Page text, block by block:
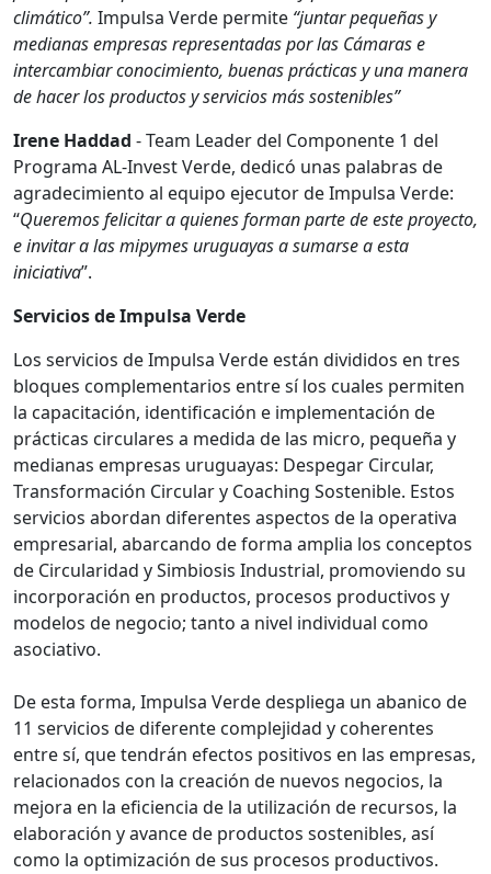
climático”. Impulsa Verde permite “juntar pequeñas y
medianas empresas representadas por las Cámaras e
intercambiar conocimiento, buenas prácticas y una manera
de hacer los productos y servicios más sostenibles”
Irene Haddad - Team Leader del Componente 1 del
Programa AL-Invest Verde, dedicó unas palabras de
agradecimiento al equipo ejecutor de Impulsa Verde:
“Queremos felicitar a quienes forman parte de este proyecto,
e invitar a las mipymes uruguayas a sumarse a esta
iniciativa”.
Servicios de Impulsa Verde
Los servicios de Impulsa Verde están divididos en tres
bloques complementarios entre sí los cuales permiten
la capacitación, identificación e implementación de
prácticas circulares a medida de las micro, pequeña y
medianas empresas uruguayas: Despegar Circular,
Transformación Circular y Coaching Sostenible. Estos
servicios abordan diferentes aspectos de la operativa
empresarial, abarcando de forma amplia los conceptos
de Circularidad y Simbiosis Industrial, promoviendo su
incorporación en productos, procesos productivos y
modelos de negocio; tanto a nivel individual como
asociativo.
De esta forma, Impulsa Verde despliega un abanico de
11 servicios de diferente complejidad y coherentes
entre sí, que tendrán efectos positivos en las empresas,
relacionados con la creación de nuevos negocios, la
mejora en la eficiencia de la utilización de recursos, la
elaboración y avance de productos sostenibles, así
como la optimización de sus procesos productivos.